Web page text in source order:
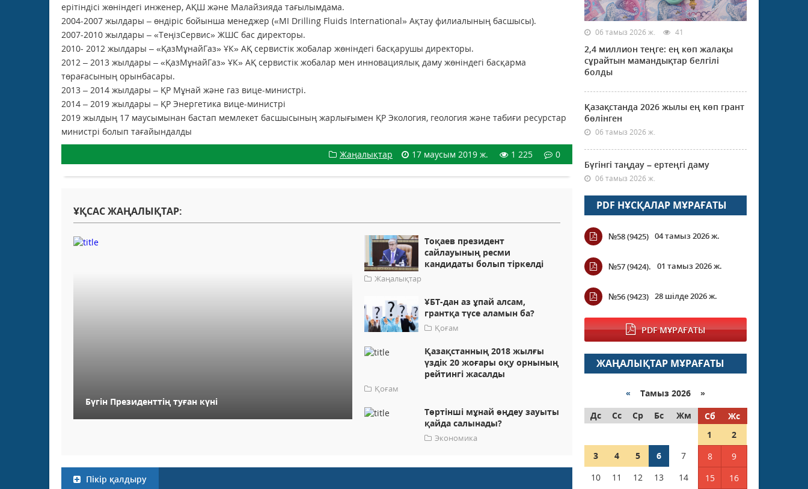
ерітіндісі жөніндегі инженер, АҚШ және Малайзияда тағылымдама.
2004-2007 жылдары – өндіріс бойынша менеджер («MI Drilling Fluids International» Ақтау филиалының басшысы).
2007-2010 жылдары – «ТеңізСервис» ЖШС бас директоры.
2010- 2012 жылдары – «ҚазМұнайГаз» ҰК» АҚ сервистік жобалар жөніндегі басқарушы директоры.
2012 – 2013 жылдары – «ҚазМұнайГаз» ҰК» АҚ сервистік жобалар мен инновациялық даму жөніндегі басқарма
төрағасының орынбасары.
2013 – 2014 жылдары – ҚР Мұнай және газ вице-министрі.
2014 – 2019 жылдары – ҚР Энергетика вице-министрі
2019 жылдың 17 маусымынан бастап мемлекет басшысының жарлығымен ҚР Экология, геология және табиғи ресурстар
министрі болып тағайындалды
Жаңалықтар
17 маусым 2019 ж. 1 225 0
ҰҚСАС ЖАҢАЛЫҚТАР:
Бүгін Президенттің туған күні
Тоқаев президент
сайлауының ресми
кандидаты болып тіркелді
Жаңалықтар
ҰБТ-дан аз ұпай алсам,
грантқа түсе аламын ба?
Қоғам
Қазақстанның 2018 жылғы
үздік 20 жоғары оқу орнының
рейтингі жасалды
Қоғам
Төртінші мұнай өңдеу зауыты
қайда салынады?
Экономика
Пікір қалдыру
06 тамыз 2026 ж. 41
2,4 миллион теңге: ең көп жалақы
сұрайтын мамандықтар белгілі
болды
Қазақстанда 2026 жылы ең көп грант
бөлінген
06 тамыз 2026 ж.
Бүгінгі таңдау – ертеңгі даму
06 тамыз 2026 ж.
PDF НҰСҚАЛАР МҰРАҒАТЫ
№58 (9425) 04 тамыз 2026 ж.
№57 (9424). 01 тамыз 2026 ж.
№56 (9423) 28 шілде 2026 ж.
PDF МҰРАҒАТЫ
ЖАҢАЛЫҚТАР МҰРАҒАТЫ
« Тамыз 2026 »
Дс
Сс Ср Бс Жм Сб
Жс
1
2
3
4 5 6 7 8
9
10
11 12 13 14 15 16